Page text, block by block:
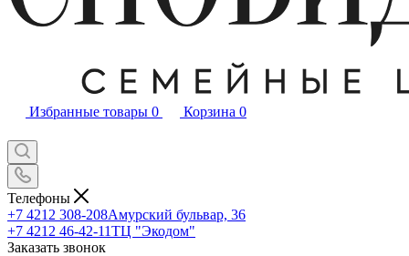
Избранные товары 0 Корзина 0
Телефоны
+7 4212 308-208Амурский бульвар, 36
+7 4212 46-42-11ТЦ "Экодом"
Заказать звонок